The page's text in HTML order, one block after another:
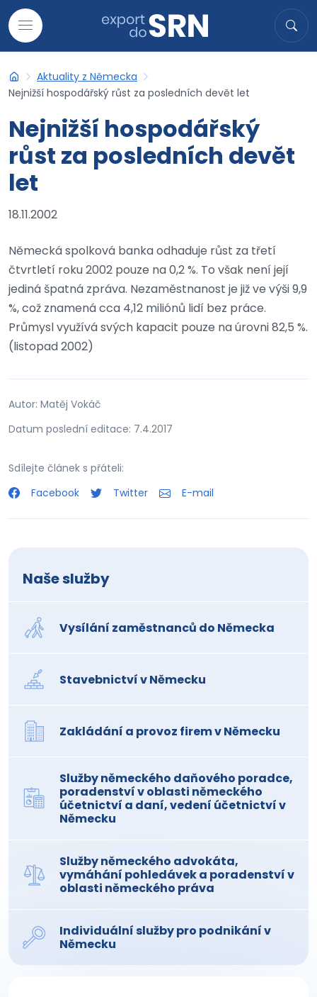
Přejít na obsah
Hledat
Export do SRN
Aktuality z Německa
Nejnižší hospodářský růst za posledních devět let
Nejnižší hospodářský
růst za posledních devět
let
18.11.2002
Německá spolková banka odhaduje růst za třetí
čtvrtletí roku 2002 pouze na 0,2 %. To však není její
jediná špatná zpráva. Nezaměstnanost je již ve výši 9,9
%, což znamená cca 4,12 miliónů lidí bez práce.
Průmysl využívá svých kapacit pouze na úrovni 82,5 %.
(listopad 2002)
Autor: Matěj Vokáč
Datum poslední editace: 7.4.2017
Sdílejte článek s přáteli:
Facebook
Twitter E-mail
Naše služby
Vysílání zaměstnanců do Německa
Stavebnictví v Německu
Zakládání a provoz firem v Německu
Služby německého daňového poradce,
poradenství v oblasti německého
účetnictví a daní, vedení účetnictví v
Německu
Služby německého advokáta,
vymáhání pohledávek a poradenství v
oblasti německého práva
Individuální služby pro podnikání v
Německu